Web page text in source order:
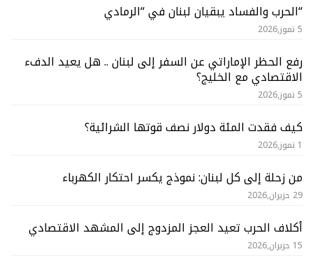
“الحرب والفساد يبقيان لبنان في “الرمادي
5 تموز,2026
رفع الحظر الإماراتي عن السفر إلى لبنان .. هل يعيد الدفء
الاقتصادي مع الخليج؟
5 تموز,2026
كيف فقدت المئة دولار نصف قوتها الشرائية؟
1 تموز,2026
من زحلة إلى كل لبنان: نموذج يكسر احتكار الكهرباء
29 حزيران,2026
أكلاف الحرب تعيد العجز المزدوج إلى المشهد الاقتصادي
15 حزيران,2026